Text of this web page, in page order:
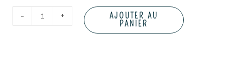
- +
AJOUTER AU
PANIER